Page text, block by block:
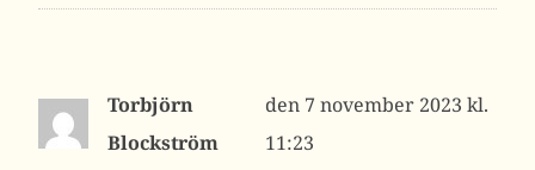
Torbjörn
Blockström
7 november 2023 kl.
11:23